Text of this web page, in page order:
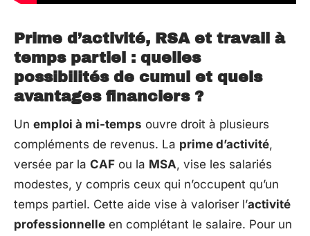
Prime d’activité, RSA et travail à
temps partiel : quelles
possibilités de cumul et quels
avantages financiers ?
Un emploi à mi-temps ouvre droit à plusieurs
compléments de revenus. La prime d’activité,
versée par la CAF ou la MSA, vise les salariés
modestes, y compris ceux qui n’occupent qu’un
temps partiel. Cette aide vise à valoriser l’activité
professionnelle en complétant le salaire. Pour un